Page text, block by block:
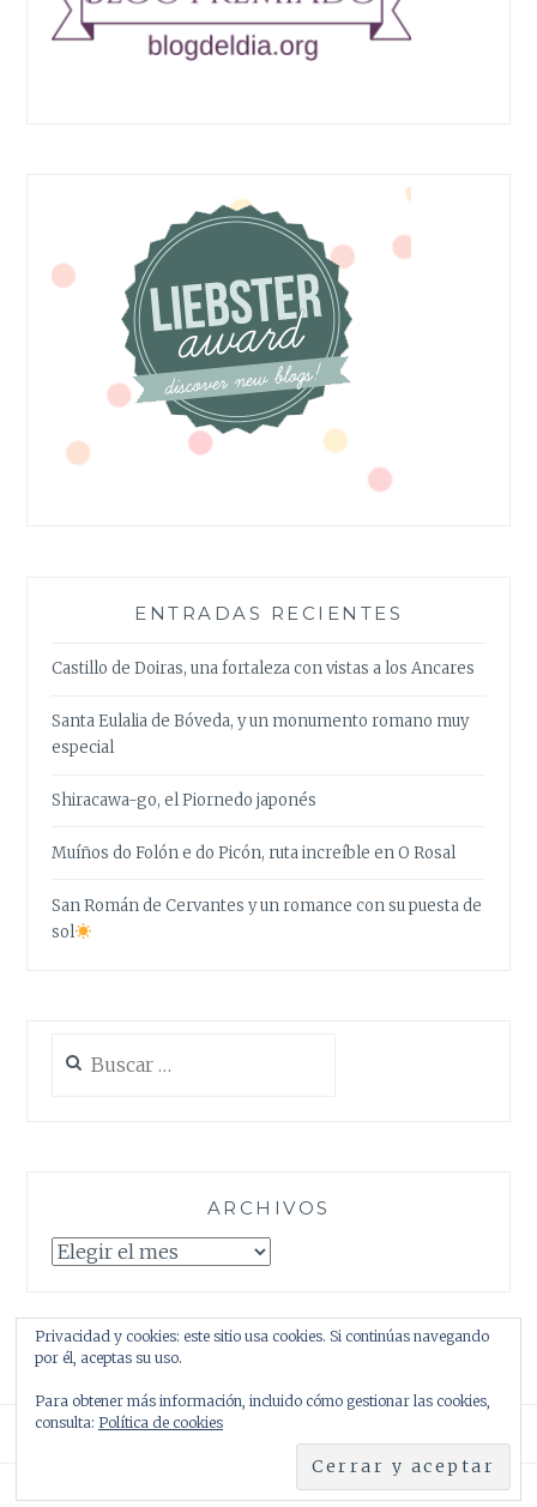
ENTRADAS RECIENTES
Castillo de Doiras, una fortaleza con vistas a los Ancares
Santa Eulalia de Bóveda, y un monumento romano muy
especial
Shiracawa-go, el Piornedo japonés
Muíños do Folón e do Picón, ruta increíble en O Rosal
San Román de Cervantes y un romance con su puesta de
sol
ARCHIVOS
Archivos
Tema: Anissa porAlienWP.
Privacidad y cookies: este sitio usa cookies. Si continúas navegando
por él, aceptas su uso.
Para obtener más información, incluido cómo gestionar las cookies,
consulta: Política de cookies